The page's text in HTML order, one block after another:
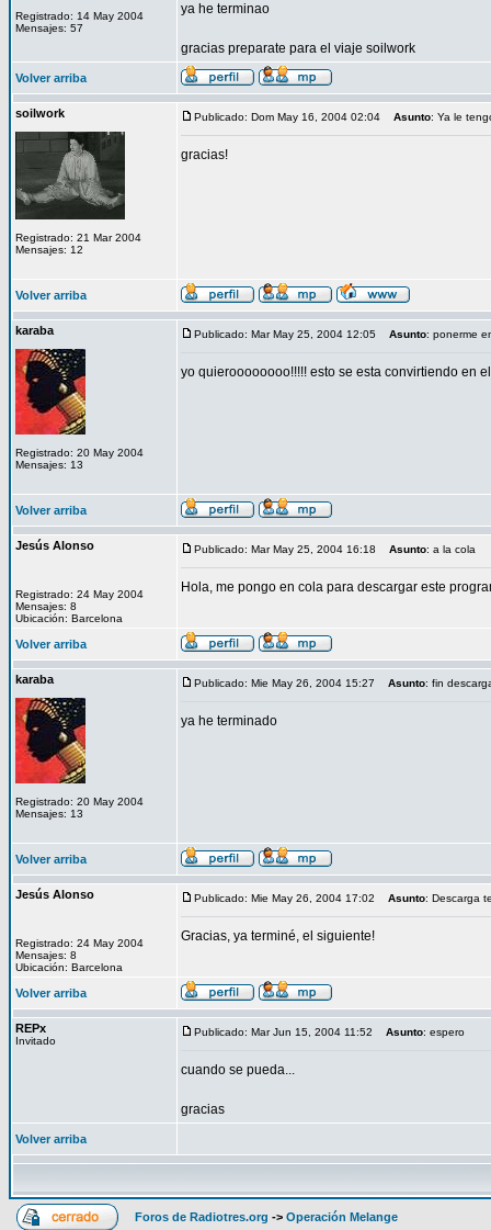
Registrado: 14 May 2004
Mensajes: 57
ya he terminao
gracias preparate para el viaje soilwork
Volver arriba
soilwork
Registrado: 21 Mar 2004
Mensajes: 12
Publicado: Dom May 16, 2004 02:04 Asunto: Ya le
gracias!
Volver arriba
karaba
Registrado: 20 May 2004
Mensajes: 13
Publicado: Mar May 25, 2004 12:05 Asunto: ponerme
yo quieroooooooo!!!!! esto se esta convirtiendo en
Volver arriba
Jesús Alonso
Registrado: 24 May 2004
Mensajes: 8
Ubicación: Barcelona
Publicado: Mar May 25, 2004 16:18 Asunto: a la cola
Hola, me pongo en cola para descargar este
Volver arriba
karaba
Registrado: 20 May 2004
Mensajes: 13
Publicado: Mie May 26, 2004 15:27 Asunto: fin
ya he terminado
Volver arriba
Jesús Alonso
Registrado: 24 May 2004
Mensajes: 8
Ubicación: Barcelona
Publicado: Mie May 26, 2004 17:02 Asunto: Descarga
Gracias, ya terminé, el siguiente!
Volver arriba
REPx
Invitado
Publicado: Mar Jun 15, 2004 11:52 Asunto: espero
cuando se pueda...
gracias
Volver arriba
Foros de Radiotres.org -> Operación Melange